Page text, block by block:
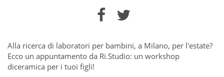
Alla ricerca di laboratori per bambini, a Milano, per l'estate?
Ecco un appuntamento da Ri.Studio: un workshop
diceramica per i tuoi figli!